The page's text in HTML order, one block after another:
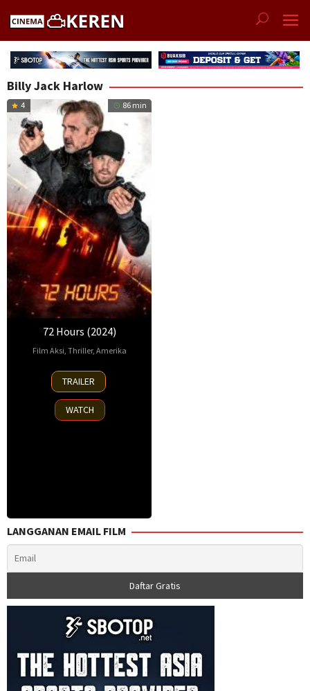
Billy Jack Harlow
4 86 min
72 Hours (2024)
Film Aksi Thriller, Amerika
1
Nov
2024
Christian
Sesma
TRAILER
WATCH
LANGGANAN EMAIL FILM